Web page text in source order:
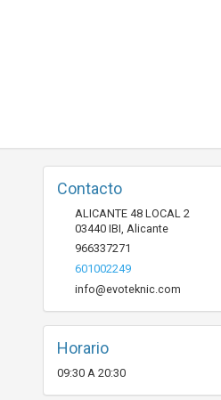
Contacto
ALICANTE 48 LOCAL 2
03440 IBI, Alicante
966337271
601002249
info@evoteknic.com
Horario
09:30 A 20:30